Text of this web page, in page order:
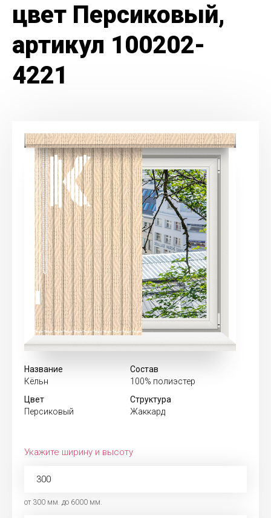
цвет Персиковый,
артикул 100202-
4221
Название
Кёльн
Состав
100% полиэстер
Цвет
Персиковый
Структура
Жаккард
Укажите ширину и высоту
от 300 мм. до 6000 мм.